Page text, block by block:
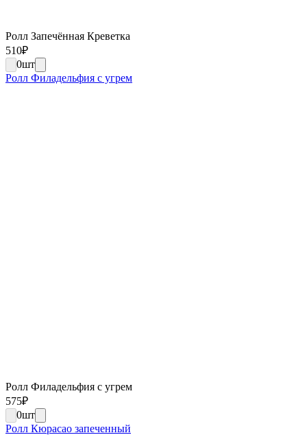
Ролл Запечённая Креветка
510₽
0шт
Ролл Филадельфия с угрем
Ролл Филадельфия с угрем
575₽
0шт
Ролл Кюрасао запеченный